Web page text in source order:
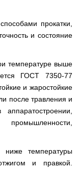
прокатки,
и состояние
температуре выше
ГОСТ 7350-77
и жаростойкие
после травления и
ниже температуры
и правкой.